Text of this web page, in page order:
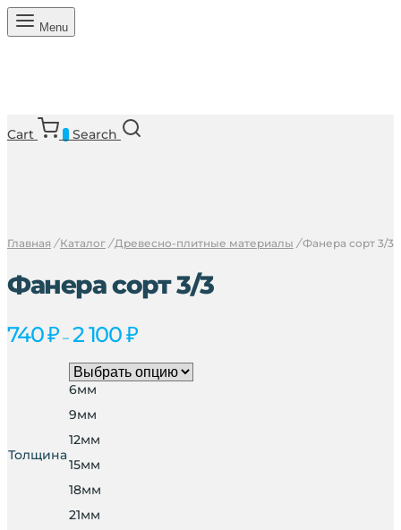
Menu
Cart Search
Главная / Каталог / Древесно-плитные материалы /Фанера сорт 3/3
Фанера сорт 3/3
740₽ – 2 100₽Диапазон
740 ₽
–
Толщина
6мм
9мм
12мм
15мм
18мм
21мм